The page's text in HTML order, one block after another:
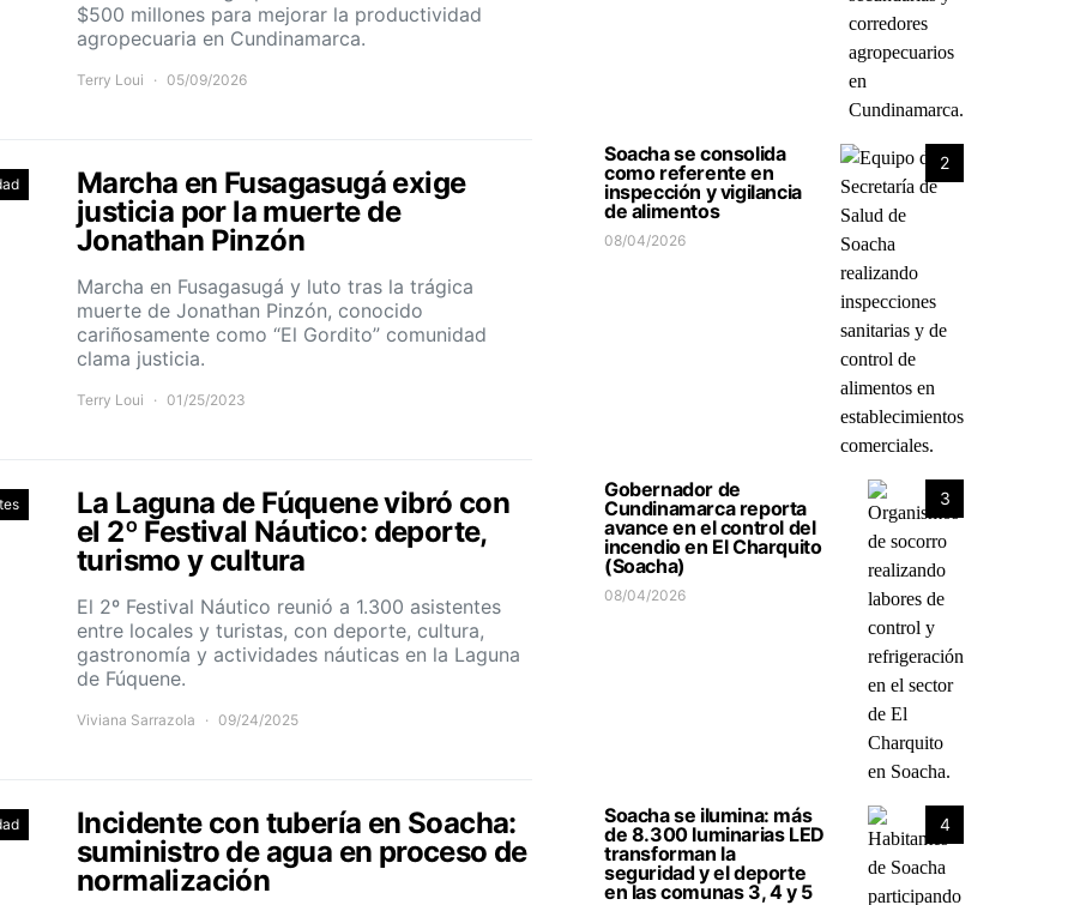
$500 millones para mejorar la productividad
agropecuaria en Cundinamarca.
Terry Loui 05/09/2026
Marcha en Fusagasugá exige
justicia por la muerte de
Jonathan Pinzón
Marcha en Fusagasugá y luto tras la trágica
muerte de Jonathan Pinzón, conocido
cariñosamente como “El Gordito” comunidad
clama justicia.
Terry Loui 01/25/2023
La Laguna de Fúquene vibró con
el 2º Festival Náutico: deporte,
turismo y cultura
El 2º Festival Náutico reunió a 1.300 asistentes
entre locales y turistas, con deporte, cultura,
gastronomía y actividades náuticas en la Laguna
de Fúquene.
Viviana Sarrazola 09/24/2025
Incidente con tubería en Soacha:
suministro de agua en proceso de
normalización
2
Soacha se consolida
como referente en
inspección y vigilancia
de alimentos
08/04/2026
3
Gobernador de
Cundinamarca reporta
avance en el control del
incendio en El Charquito
(Soacha)
08/04/2026
4
Soacha se ilumina: más
de 8.300 luminarias LED
transforman la
seguridad y el deporte
en las comunas 3, 4 y 5